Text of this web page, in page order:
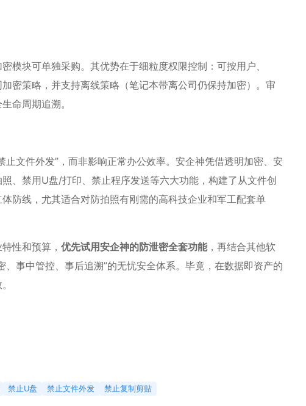
模块可单独采购。其优势在于细粒度权限控制：可按用户、
密策略，并支持离线策略（笔记本带离公司仍保持加密）。审
命周期追溯。
止文件外发”，而非影响正常办公效率。安企神凭借透明加密、安
、禁用U盘/打印、禁止程序发送等六大功能，构建了从文件创
防线，尤其适合对防拍照有刚需的高科技企业和军工配套单
性和预算，优先试用安企神的防泄密全套功能，再结合其他软
、事中管控、事后追溯”的无忧安全体系。毕竟，在数据即资产的
禁止U盘 禁止文件外发 禁止复制剪贴